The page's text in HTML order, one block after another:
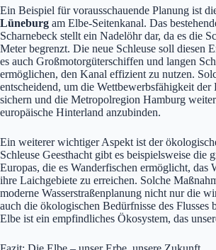
Ein Beispiel für vorausschauende Planung ist
Lüneburg am Elbe-Seitenkanal. Das
Scharnebeck stellt ein Nadelöhr dar, da es die
Meter begrenzt. Die neue Schleuse soll diesen
es auch Großmotorgüterschiffen und langen
ermöglichen, den Kanal effizient zu nutzen.
entscheidend, um die Wettbewerbsfähigkeit
sichern und die Metropolregion Hamburg
europäische Hinterland anzubinden.
Ein weiterer wichtiger Aspekt ist der
Schleuse Geesthacht gibt es beispielsweise die
Europas, die es Wanderfischen ermöglicht, das
ihre Laichgebiete zu erreichen. Solche
moderne Wasserstraßenplanung nicht nur die
auch die ökologischen Bedürfnisse des Flusses
Elbe ist ein empfindliches Ökosystem, das